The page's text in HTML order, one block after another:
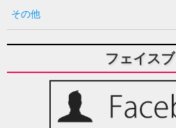
その他
フェイス